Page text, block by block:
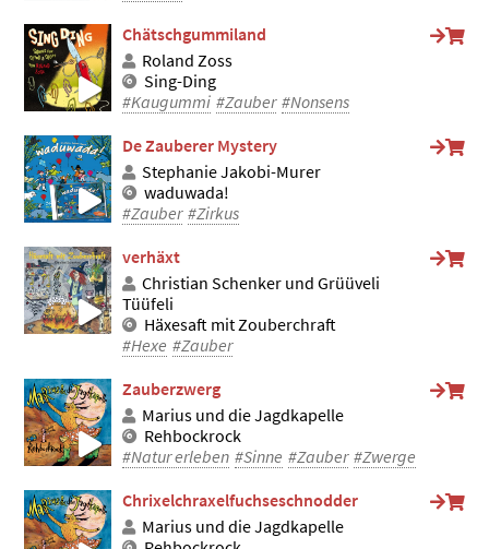
Chätschgummiland
Roland Zoss
Sing-Ding
#Kaugummi #Zauber #Nonsens
De Zauberer Mystery
Stephanie Jakobi-Murer
waduwada!
#Zauber #Zirkus
verhäxt
Christian Schenker und Grüüveli
Tüüfeli
Häxesaft mit Zouberchraft
#Hexe #Zauber
Zauberzwerg
Marius und die Jagdkapelle
Rehbockrock
#Natur erleben #Sinne #Zauber #Zwerge
Chrixelchraxelfuchseschnodder
Marius und die Jagdkapelle